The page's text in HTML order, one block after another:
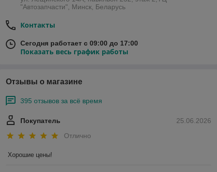
"Автозапчасти", Минск, Беларусь
Контакты
Сегодня работает с 09:00 до 17:00
Показать весь график работы
Отзывы о магазине
395 отзывов за всё время
25.06.2026
Покупатель
Отлично
Хорошие цены!